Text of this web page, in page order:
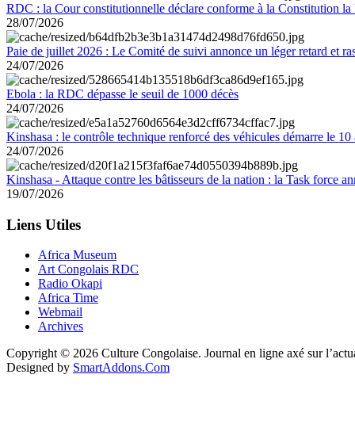
RDC : la Cour constitutionnelle déclare conforme à la Constitution la
28/07/2026
Paie de juillet 2026 : Le Comité de suivi annonce un léger retard et
24/07/2026
Ebola : la RDC dépasse le seuil de 1000 décès
24/07/2026
Kinshasa : le contrôle technique renforcé des véhicules démarre le 10
24/07/2026
Kinshasa - Attaque contre les bâtisseurs de la nation : la Task force
19/07/2026
Liens Utiles
Africa Museum
Art Congolais RDC
Radio Okapi
Africa Time
Webmail
Archives
Copyright © 2026 Culture Congolaise. Journal en ligne axé sur
Designed by SmartAddons.Com